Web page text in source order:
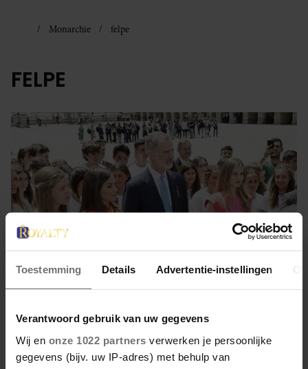
Toestemming Details Advertentie-instellingen
Verantwoord gebruik van uw gegevens
Wij en onze 1022 partners verwerken je persoonlijke
gegevens (bijv. uw IP-adres) met behulp van
Monarchie felpe
FELPE
26 juli 2022
KIJKEN: SPAANS KONINKLIJK